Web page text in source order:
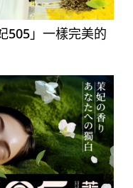
505」一樣完美的